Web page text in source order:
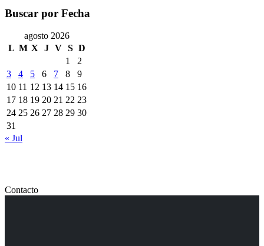
Buscar por Fecha
agosto 2026
L M X J V S D
1
2
3
4 5 6 7 8
9
10 11 12 13 14 15 16
17 18 19 20 21 22 23
24 25 26 27 28 29 30
31
« Jul
Contacto